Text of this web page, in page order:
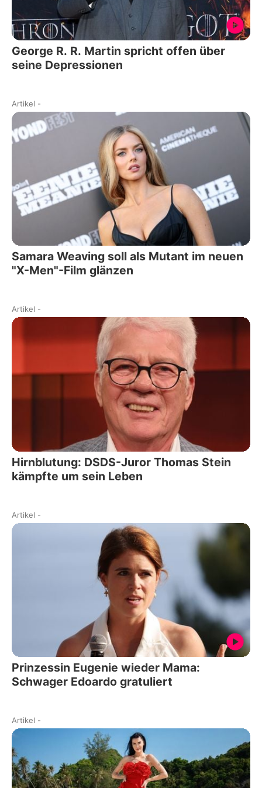
George R. R. Martin spricht offen über
seine Depressionen
Artikel -
Samara Weaving soll als Mutant im neuen
"X-Men"-Film glänzen
Artikel -
Hirnblutung: DSDS-Juror Thomas Stein
kämpfte um sein Leben
Artikel -
Prinzessin Eugenie wieder Mama:
Schwager Edoardo gratuliert
Artikel -